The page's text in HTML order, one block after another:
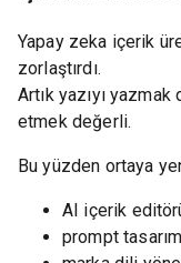
Yapay zeka içerik
zorlaştırdı.
Artık yazıyı
etmek değerli.
Bu yüzden ortaya
AI içerik
prompt